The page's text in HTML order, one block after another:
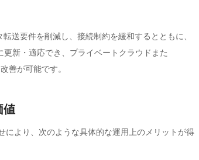
送要件を削減し、接続制約を緩和するとともに、
新・適応でき、プライベートクラウドまた
善が可能です。
値
により、次のような具体的な運用上のメリットが得